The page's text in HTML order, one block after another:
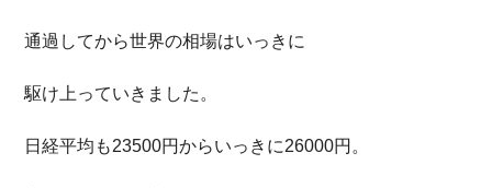
通過してから世界の相場はいっきに
駆け上っていきました。
日経平均も23500円からいっきに26000円。